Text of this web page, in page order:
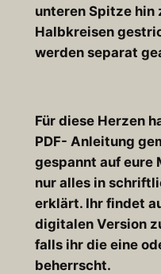
unteren Spitze hin
Halbkreisen
werden separat
Für diese Herzen
PDF- Anleitung
gespannt auf eure
nur alles in
erklärt. Ihr findet
digitalen Version
falls ihr die eine
beherrscht.